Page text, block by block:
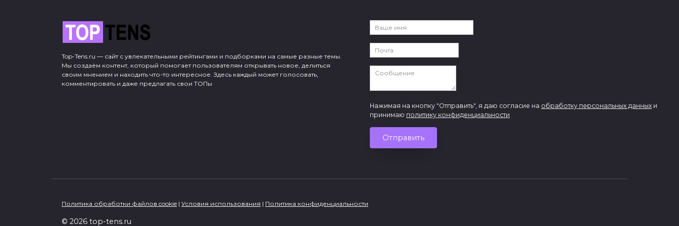
Top-Tens.ru — сайт с увлекательными рейтингами и подборками на самые разные темы.
Мы создаём контент, который помогает пользователям открывать новое, делиться
своим мнением и находить что-то интересное. Здесь каждый может голосовать,
комментировать и даже предлагать свои ТОПы
Нажимая на кнопку "Отправить", я даю согласие на обработку персональных данных и
принимаю политику конфиденциальности
Отправить
Политика обработки файлов cookie | Условия использования | Политика конфиденциальности
© 2026 top-tens.ru